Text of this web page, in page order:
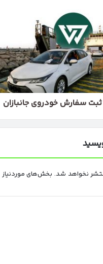
سفارش خودروی جانبازان
نخواهد شد. بخش‌های موردنیاز